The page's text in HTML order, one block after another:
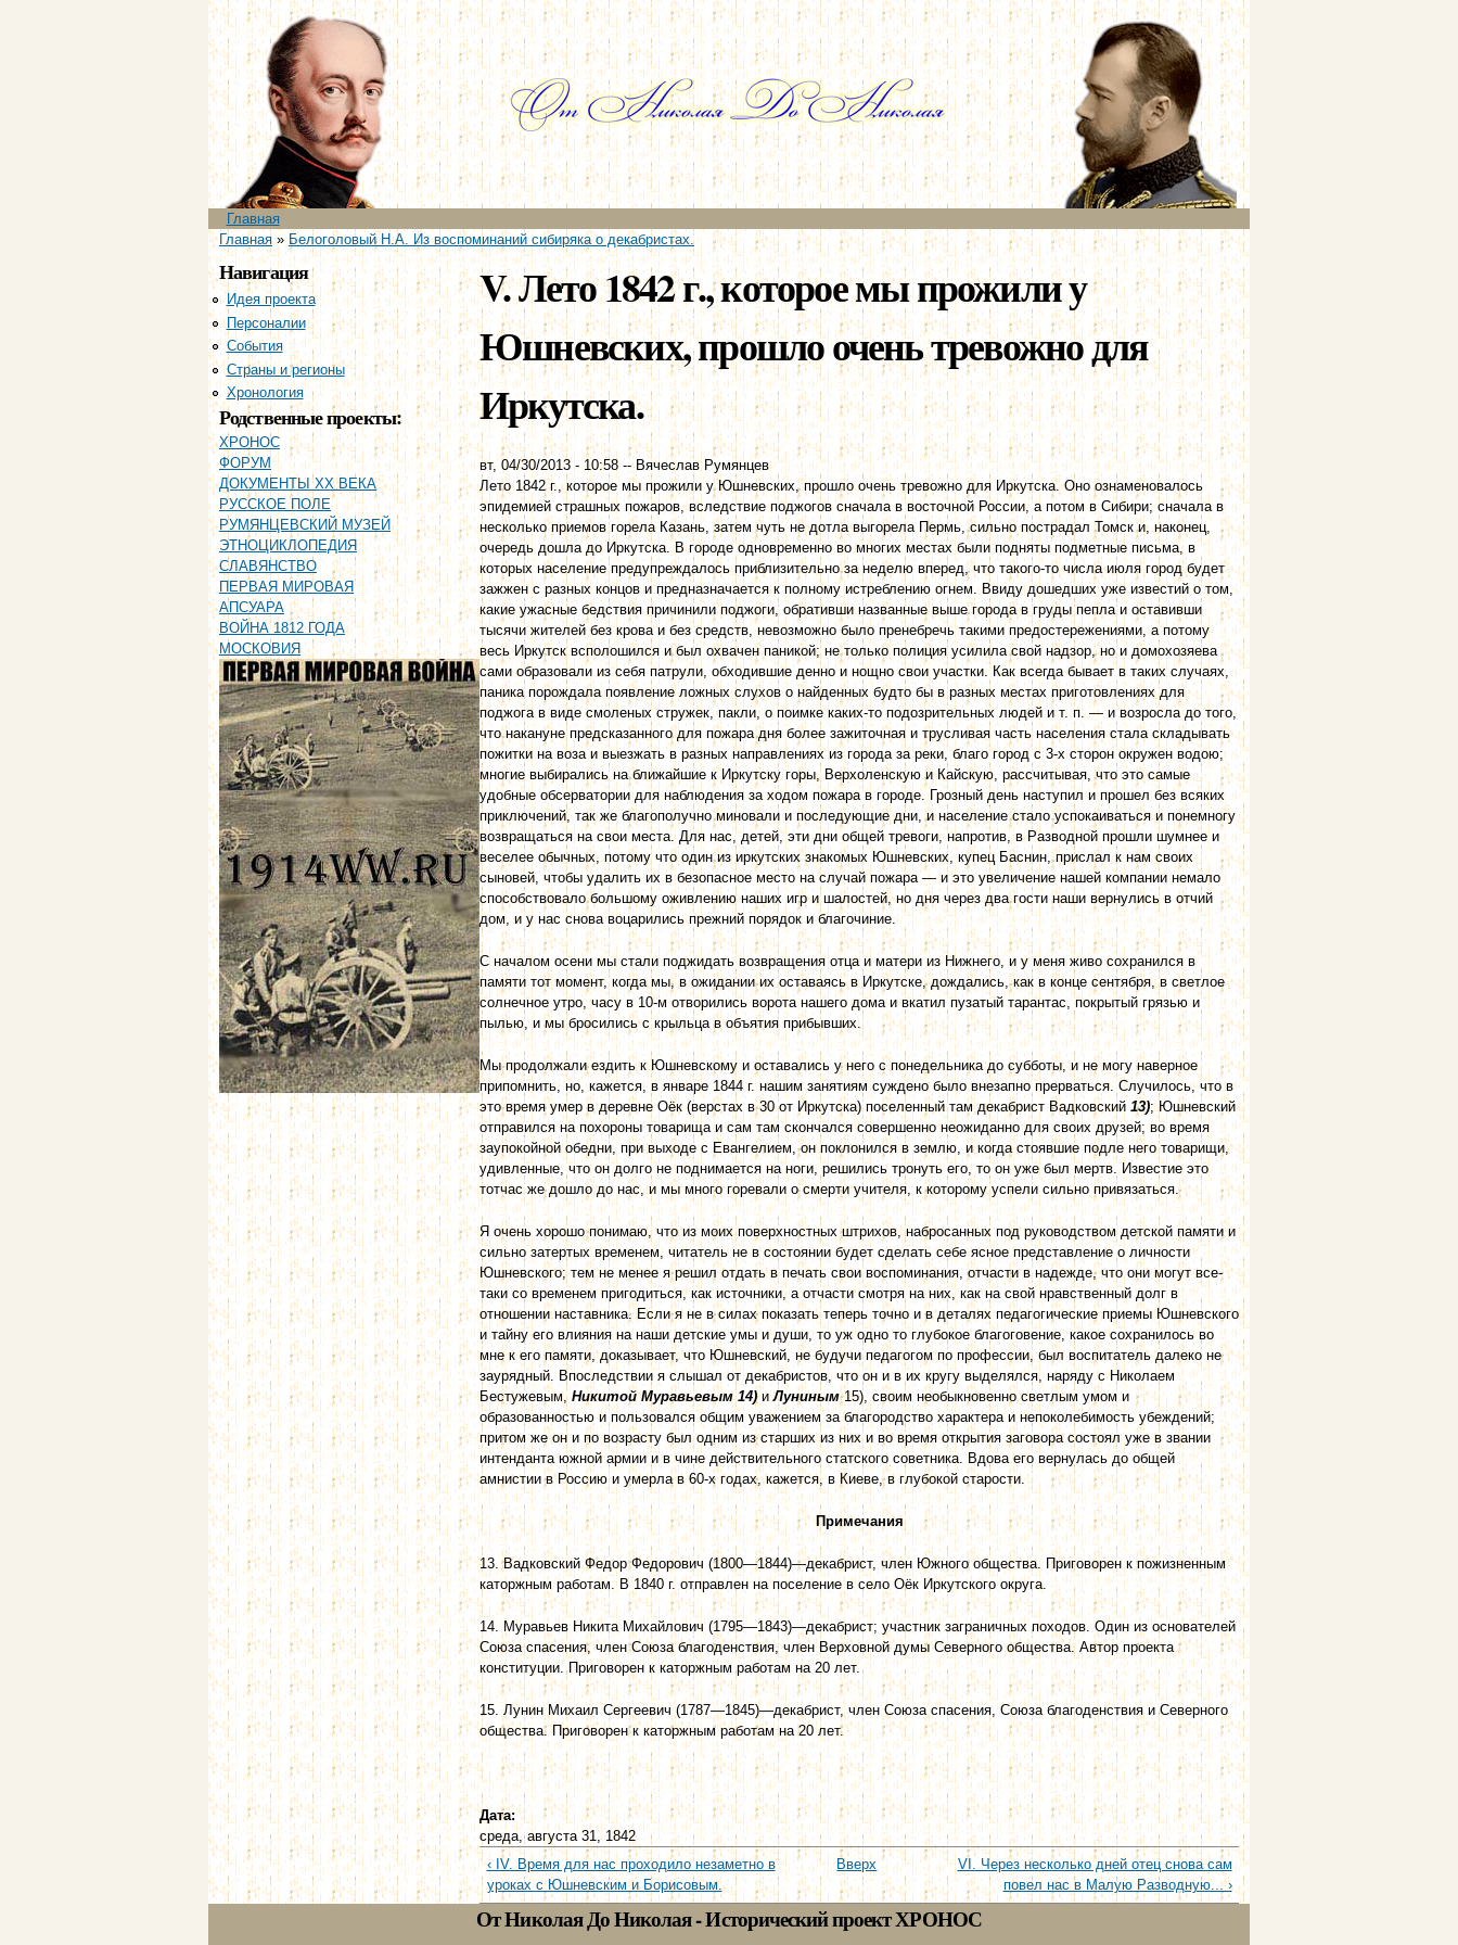
Перейти к
основному
содержанию
Главное меню
Главная
Вы здесь
Главная» Белоголовый Н.А. Из воспоминаний сибиряка о декабристах.
Навигация
Идея проекта
Персоналии
События
Страны и регионы
Хронология
Родственные проекты:
ХРОНОС
ФОРУМ
ДОКУМЕНТЫ XX ВЕКА
РУССКОЕ ПОЛЕ
РУМЯНЦЕВСКИЙ МУЗЕЙ
ЭТНОЦИКЛОПЕДИЯ
СЛАВЯНСТВО
ПЕРВАЯ МИРОВАЯ
АПСУАРА
ВОЙНА 1812 ГОДА
МОСКОВИЯ
V. Лето 1842 г., которое мы прожили у
Юшневских, прошло очень тревожно для
Иркутска.
вт, 04/30/2013 - 10:58--Вячеслав Румянцев
Лето 1842 г., которое мы прожили у Юшневских, прошло очень тревожно для Иркутска. Оно ознаменовалось
эпидемией страшных пожаров, вследствие поджогов сначала в восточной России, а потом в Сибири; сначала в
несколько приемов горела Казань, затем чуть не дотла выгорела Пермь, сильно пострадал Томск и, наконец,
очередь дошла до Иркутска. В городе одновременно во многих местах были подняты подметные письма, в
которых население предупреждалось приблизительно за неделю вперед, что такого-то числа июля город будет
зажжен с разных концов и предназначается к полному истреблению огнем. Ввиду дошедших уже известий о том,
какие ужасные бедствия причинили поджоги, обративши названные выше города в груды пепла и оставивши
тысячи жителей без крова и без средств, невозможно было пренебречь такими предостережениями, а потому
весь Иркутск всполошился и был охвачен паникой; не только полиция усилила свой надзор, но и домохозяева
сами образовали из себя патрули, обходившие денно и нощно свои участки. Как всегда бывает в таких случаях,
паника порождала появление ложных слухов о найденных будто бы в разных местах приготовлениях для
поджога в виде смоленых стружек, пакли, о поимке каких-то подозрительных людей и т. п. — и возросла до того,
что накануне предсказанного для пожара дня более зажиточная и трусливая часть населения стала складывать
пожитки на воза и выезжать в разных направлениях из города за реки, благо город с 3-х сторон окружен водою;
многие выбирались на ближайшие к Иркутску горы, Верхоленскую и Кайскую, рассчитывая, что это самые
удобные обсерватории для наблюдения за ходом пожара в городе. Грозный день наступил и прошел без всяких
приключений, так же благополучно миновали и последующие дни, и население стало успокаиваться и понемногу
возвращаться на свои места. Для нас, детей, эти дни общей тревоги, напротив, в Разводной прошли шумнее и
веселее обычных, потому что один из иркутских знакомых Юшневских, купец Баснин, прислал к нам своих
сыновей, чтобы удалить их в безопасное место на случай пожара — и это увеличение нашей компании немало
способствовало большому оживлению наших игр и шалостей, но дня через два гости наши вернулись в отчий
дом, и у нас снова воцарились прежний порядок и благочиние.
С началом осени мы стали поджидать возвращения отца и матери из Нижнего, и у меня живо сохранился в
памяти тот момент, когда мы, в ожидании их оставаясь в Иркутске, дождались, как в конце сентября, в светлое
солнечное утро, часу в 10-м отворились ворота нашего дома и вкатил пузатый тарантас, покрытый грязью и
пылью, и мы бросились с крыльца в объятия прибывших.
Мы продолжали ездить к Юшневскому и оставались у него с понедельника до субботы, и не могу наверное
припомнить, но, кажется, в январе 1844 г. нашим занятиям суждено было внезапно прерваться. Случилось, что в
это время умер в деревне Оёк (верстах в 30 от Иркутска) поселенный там декабрист Вадковский 13); Юшневский
отправился на похороны товарища и сам там скончался совершенно неожиданно для своих друзей; во время
заупокойной обедни, при выходе с Евангелием, он поклонился в землю, и когда стоявшие подле него товарищи,
удивленные, что он долго не поднимается на ноги, решились тронуть его, то он уже был мертв. Известие это
тотчас же дошло до нас, и мы много горевали о смерти учителя, к которому успели сильно привязаться.
Я очень хорошо понимаю, что из моих поверхностных штрихов, набросанных под руководством детской памяти и
сильно затертых временем, читатель не в состоянии будет сделать себе ясное представление о личности
Юшневского; тем не менее я решил отдать в печать свои воспоминания, отчасти в надежде, что они могут все-
таки со временем пригодиться, как источники, а отчасти смотря на них, как на свой нравственный долг в
отношении наставника. Если я не в силах показать теперь точно и в деталях педагогические приемы Юшневского
и тайну его влияния на наши детские умы и души, то уж одно то глубокое благоговение, какое сохранилось во
мне к его памяти, доказывает, что Юшневский, не будучи педагогом по профессии, был воспитатель далеко не
заурядный. Впоследствии я слышал от декабристов, что он и в их кругу выделялся, наряду с Николаем
Бестужевым,Никитой Муравьевым 14)иЛуниным15), своим необыкновенно светлым умом и
образованностью и пользовался общим уважением за благородство характера и непоколебимость убеждений;
притом же он и по возрасту был одним из старших из них и во время открытия заговора состоял уже в звании
интенданта южной армии и в чине действительного статского советника. Вдова его вернулась до общей
амнистии в Россию и умерла в 60-х годах, кажется, в Киеве, в глубокой старости.
Примечания
13. Вадковский Федор Федорович (1800—1844)—декабрист, член Южного общества. Приговорен к пожизненным
каторжным работам. В 1840 г. отправлен на поселение в село Оёк Иркутского округа.
14. Муравьев Никита Михайлович (1795—1843)—декабрист; участник заграничных походов. Один из основателей
Союза спасения, член Союза благоденствия, член Верховной думы Северного общества. Автор проекта
конституции. Приговорен к каторжным работам на 20 лет.
15. Лунин Михаил Сергеевич (1787—1845)—декабрист, член Союза спасения, Союза благоденствия и Северного
общества. Приговорен к каторжным работам на 20 лет.
Дата:
среда, августа 31, 1842
‹ IV. Время для нас проходило незаметно в
уроках с Юшневским и Борисовым.
Вверх
VI. Через несколько дней отец снова сам
повел нас в Малую Разводную... ›
От Николая До Николая - Исторический проект ХРОНОС